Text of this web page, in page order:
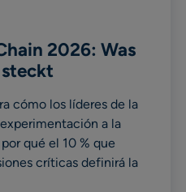
2026: Was
cómo los líderes de la
a la
qué el 10 % que
críticas definirá la